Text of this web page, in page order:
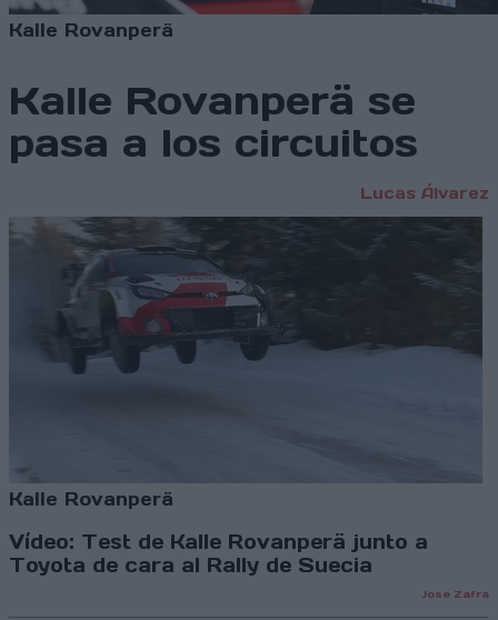
Kalle Rovanperä
Kalle Rovanperä se
pasa a los circuitos
Lucas Álvarez
Kalle Rovanperä
Vídeo: Test de Kalle Rovanperä junto a
Toyota de cara al Rally de Suecia
Jose Zafra